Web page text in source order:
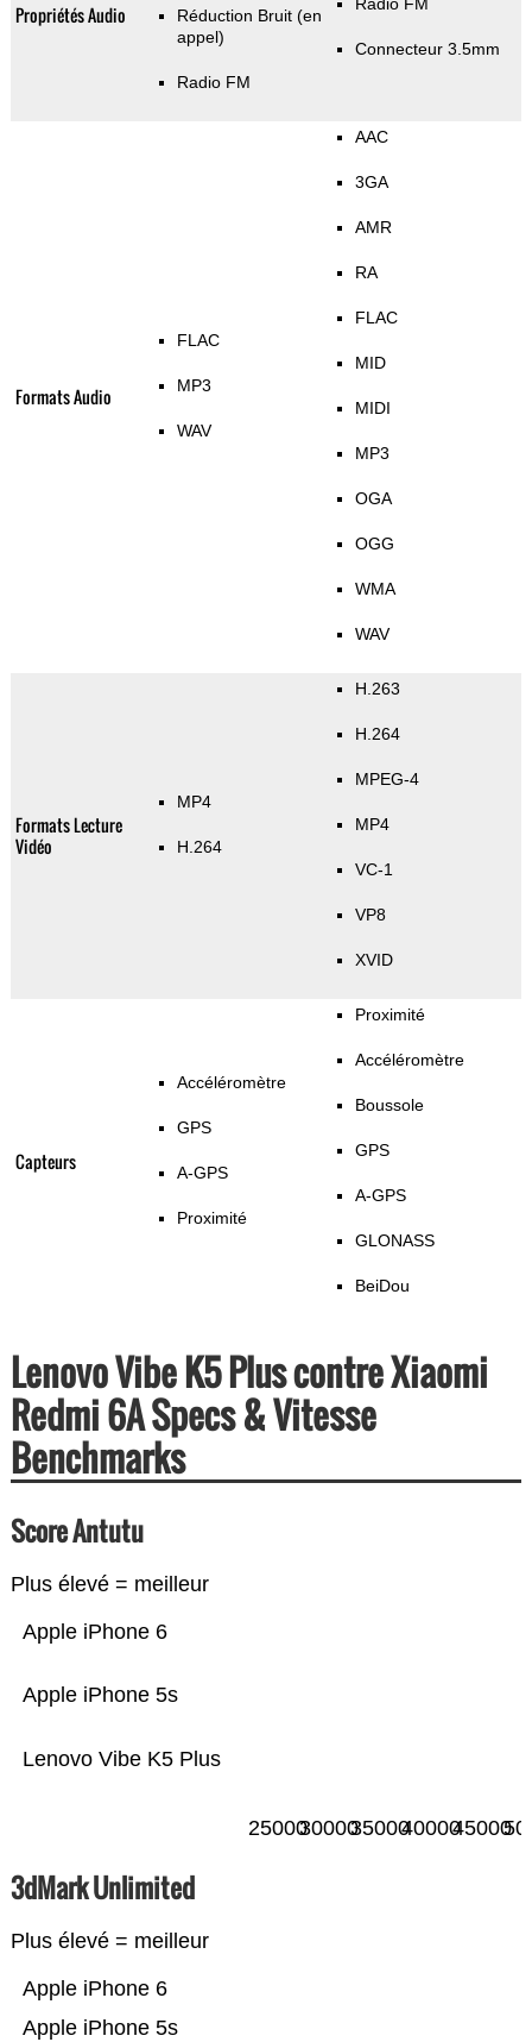
Propriétés Audio
Réduction Bruit (en
appel)
Radio FM
Connecteur 3.5mm
Formats Audio
FLAC
MP3
WAV
AAC
3GA
AMR
RA
FLAC
MID
MIDI
MP3
OGA
OGG
WMA
WAV
Formats Lecture
Vidéo
MP4
H.264
H.263
H.264
MPEG-4
MP4
VC-1
VP8
XVID
Capteurs
Accéléromètre
GPS
A-GPS
Proximité
Proximité
Accéléromètre
Boussole
GPS
A-GPS
GLONASS
BeiDou
Lenovo Vibe K5 Plus contre Xiaomi
Redmi 6A Specs & Vitesse
Benchmarks
Score Antutu
Plus élevé = meilleur
Lenovo Vibe K5 Plus
Apple iPhone 5s
Apple iPhone 6
2500030000350004000045000
3dMark Unlimited
Plus élevé = meilleur
Apple iPhone 5s
Apple iPhone 6